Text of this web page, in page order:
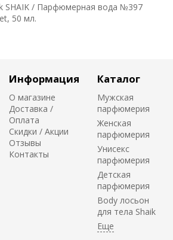
SHAIK / Парфюмерная вода №397
50 мл.
Информация
О магазине
Доставка /
Оплата
Скидки / Акции
Отзывы
Контакты
Каталог
Мужская
парфюмерия
Женская
парфюмерия
Унисекс
парфюмерия
Детская
парфюмерия
Body лосьон
для тела Shaik